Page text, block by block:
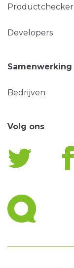
Productchecker
Developers
Samenwerking
Bedrijven
Volg ons